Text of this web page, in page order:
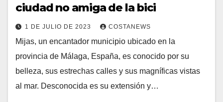
ciudad no amiga de la bici
1 DE JULIO DE 2023 COSTANEWS
Mijas, un encantador municipio ubicado en la
provincia de Málaga, España, es conocido por su
belleza, sus estrechas calles y sus magníficas vistas
al mar. Desconocida es su extensión y…